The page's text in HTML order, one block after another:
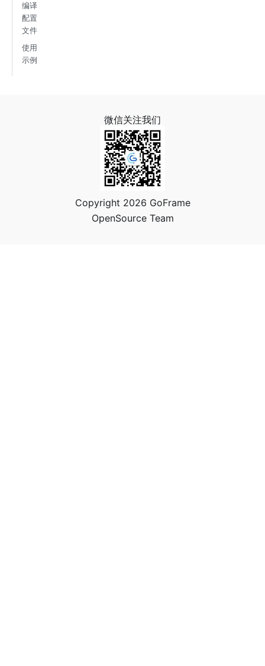
编译
配置
文件
使用
示例
微信关注我们
Copyright 2026 GoFrame
OpenSource Team